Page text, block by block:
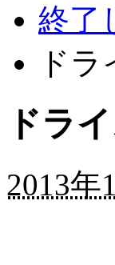
終了
ド
ドラ
2013年